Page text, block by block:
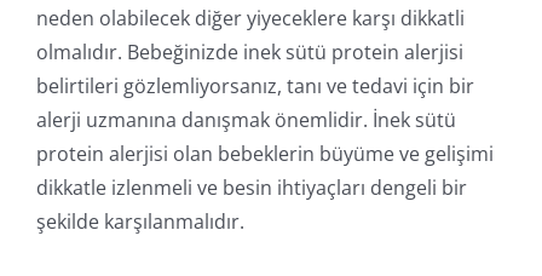
neden olabilecek diğer yiyeceklere karşı dikkatli
olmalıdır. Bebeğinizde inek sütü protein alerjisi
belirtileri gözlemliyorsanız, tanı ve tedavi için bir
alerji uzmanına danışmak önemlidir. İnek sütü
protein alerjisi olan bebeklerin büyüme ve gelişimi
dikkatle izlenmeli ve besin ihtiyaçları dengeli bir
şekilde karşılanmalıdır.